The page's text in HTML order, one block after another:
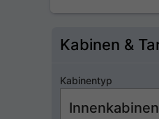
Kabinen &
Kabinentyp